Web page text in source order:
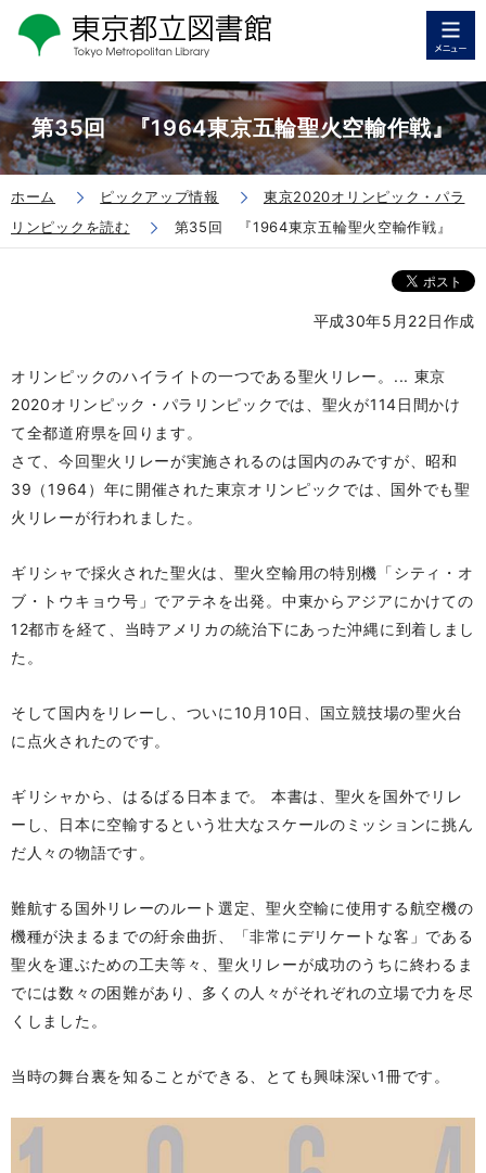
第35回 『1964東京五輪聖火空輸作戦』
ホーム ピックアップ情報
東京2020オリンピック・パラ
リンピックを読む
第35回 『1964東京五輪聖火空輸作戦』
平成30年5月22日作成
オリンピックのハイライトの一つである聖火リレー。 ... 東京
2020オリンピック・パラリンピックでは、聖火が114日間かけ
て全都道府県を回ります。
さて、今回聖火リレーが実施されるのは国内のみですが、昭和
39（1964）年に開催された東京オリンピックでは、国外でも聖
火リレーが行われました。
ギリシャで採火された聖火は、聖火空輸用の特別機「シティ・オ
ブ・トウキョウ号」でアテネを出発。中東からアジアにかけての
12都市を経て、当時アメリカの統治下にあった沖縄に到着しまし
た。
そして国内をリレーし、ついに10月10日、国立競技場の聖火台
に点火されたのです。
ギリシャから、はるばる日本まで。 本書は、聖火を国外でリレ
ーし、日本に空輸するという壮大なスケールのミッションに挑ん
だ人々の物語です。
難航する国外リレーのルート選定、聖火空輸に使用する航空機の
機種が決まるまでの紆余曲折、「非常にデリケートな客」である
聖火を運ぶための工夫等々、聖火リレーが成功のうちに終わるま
でには数々の困難があり、多くの人々がそれぞれの立場で力を尽
くしました。
当時の舞台裏を知ることができる、とても興味深い1冊です。